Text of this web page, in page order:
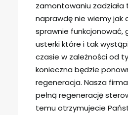
zamontowaniu zadziała
naprawdę nie wiemy jak
sprawnie funkcjonować,
usterki które i tak
czasie w zależności od
konieczna będzie
regeneracja. Nasza
pełną regenerację
temu otrzymujecie